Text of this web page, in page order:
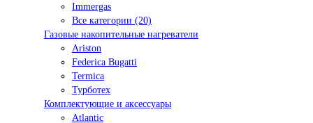
Immergas
Все категории (20)
Газовые накопительные нагреватели
Ariston
Federica Bugatti
Termica
Турботех
Комплектующие и аксессуары
Atlantic